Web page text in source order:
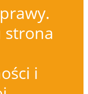
strona
i